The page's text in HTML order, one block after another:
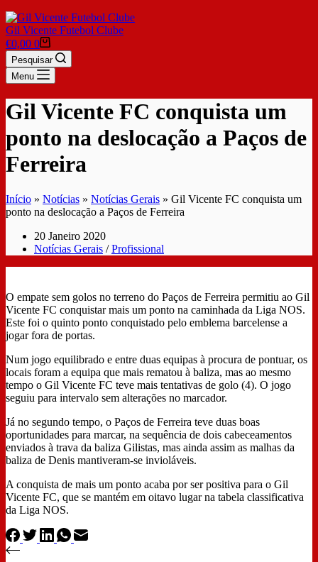
Gil Vicente Futebol Clube
€0,00 0
Pesquisar
Menu
Gil Vicente FC conquista um
ponto na deslocação a Paços de
Ferreira
Início » Notícias » Notícias Gerais » Gil Vicente FC conquista um
ponto na deslocação a Paços de Ferreira
20 Janeiro 2020
Notícias Gerais /Profissional
O empate sem golos no terreno do Paços de Ferreira permitiu ao Gil
Vicente FC conquistar mais um ponto na caminhada da Liga NOS.
Este foi o quinto ponto conquistado pelo emblema barcelense a
jogar fora de portas.
Num jogo equilibrado e entre duas equipas à procura de pontuar, os
locais foram a equipa que mais rematou à baliza, mas ao mesmo
tempo o Gil Vicente FC teve mais tentativas de golo (4). O jogo
seguiu para intervalo sem alterações no marcador.
Já no segundo tempo, o Paços de Ferreira teve duas boas
oportunidades para marcar, na sequência de dois cabeceamentos
enviados à trava da baliza Gilistas, mas ainda assim as malhas da
baliza de Denis mantiveram-se invioláveis.
A conquista de mais um ponto acaba por ser positiva para o Gil
Vicente FC, que se mantém em oitavo lugar na tabela classificativa
da Liga NOS.